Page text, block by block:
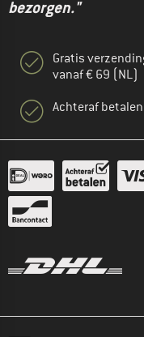
bezorgen."
Gratis
vanaf € 69 (NL)
Achteraf betalen